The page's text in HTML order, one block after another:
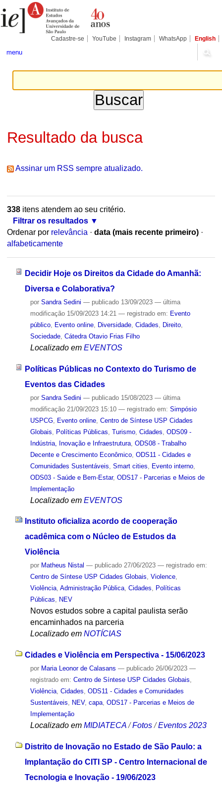
para
conteúdo.
Pessoais
Cadastre-se YouTube Instagram WhatsApp English
menu
Resultado da busca
Assinar um RSS sempre atualizado.
338itens atendem ao seu critério.
Filtrar os resultados
Ordenar por relevância · data (mais recente primeiro) ·
alfabeticamente
Decidir Hoje os Direitos da Cidade do Amanhã:
Diversa e Colaborativa?
por Sandra Sedini — publicado13/09/2023 — última
modificação15/09/2023 14:21 — registrado em: Evento
público, Evento online, Diversidade, Cidades Direito,
Sociedade, Cátedra Otavio Frias Filho
Localizado em EVENTOS
Políticas Públicas no Contexto do Turismo de
Eventos das Cidades
por Sandra Sedini — publicado15/08/2023 — última
modificação21/09/2023 15:10 — registrado em: Simpósio
USPCG, Evento online, Centro de Síntese USP Cidades
Globais
Políticas Públicas Turismo, Cidades ODS09 -
Indústria, Inovação e Infraestrutura, ODS08 - Trabalho
Decente e Crescimento Econômico, ODS11 - Cidades e
Comunidades Sustentáveis Smart cities Evento interno,
ODS03 - Saúde e Bem-Estar, ODS17 - Parcerias e Meios de
Implementação
Localizado em EVENTOS
Instituto oficializa acordo de cooperação
acadêmica com o Núcleo de Estudos da
Violência
por Matheus Nistal — publicado27/06/2023 — registrado em:
Centro de Síntese USP Cidades Globais, Violence,
Violência, Administração Pública, Cidades, Políticas
Públicas, NEV
Novos estudos sobre a capital paulista serão
encaminhados na parceria
Localizado em NOTÍCIAS
Cidades e Violência em Perspectiva - 15/06/2023
por Maria Leonor de Calasans — publicado26/06/2023 —
registrado em: Centro de Síntese USP Cidades Globais,
Violência, Cidades, ODS11 - Cidades e Comunidades
Sustentáveis, NEV, capa, ODS17 - Parcerias e Meios de
Implementação
Localizado em MIDIATECA /Fotos /Eventos 2023
Distrito de Inovação no Estado de São Paulo: a
Implantação do CITI SP - Centro Internacional de
Tecnologia e Inovação - 19/06/2023